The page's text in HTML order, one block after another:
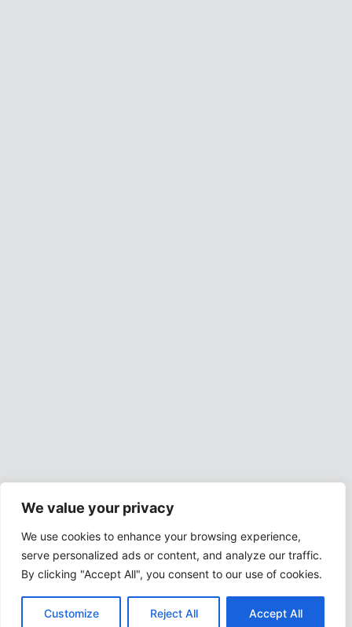
We value your privacy
We use cookies to enhance your browsing experience,
serve personalized ads or content, and analyze our traffic.
By clicking "Accept All", you consent to our use of cookies.
Customize Reject All Accept All